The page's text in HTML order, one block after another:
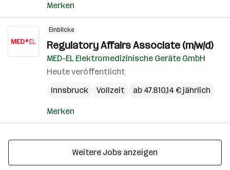
Merken
Einblicke
Regulatory Affairs Associate (m/w/d)
MED-EL Elektromedizinische Geräte GmbH
Heute veröffentlicht
Innsbruck
Vollzeit ab 47.810,14 € jährlich
Merken
Weitere Jobs anzeigen